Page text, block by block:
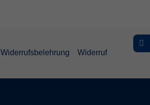
Widerrufsbelehrung Widerruf